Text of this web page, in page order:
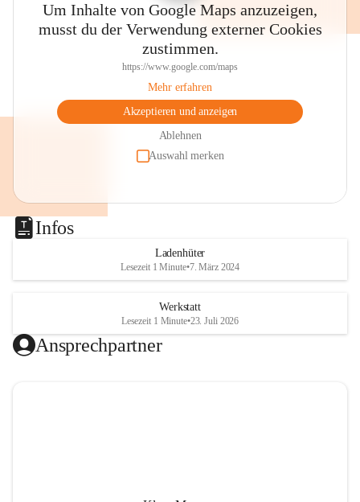
Um Inhalte von Google Maps anzuzeigen,
musst du der Verwendung externer Cookies
zustimmen.
https://www.google.com/maps
Mehr erfahren
Akzeptieren und anzeigen
Ablehnen
Auswahl merken
Infos
Ladenhüter
Lesezeit 1 Minute•7. März 2024
Werkstatt
Lesezeit 1 Minute•23. Juli 2026
Ansprechpartner